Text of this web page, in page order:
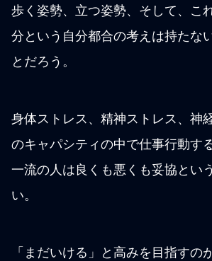
歩く姿勢、立つ姿勢、そして、こ
分という自分都合の考えは持たな
とだろう。
身体ストレス、精神ストレス、神
のキャパシティの中で仕事行動す
一流の人は良くも悪くも妥協とい
い。
「まだいける」と高みを目指すの